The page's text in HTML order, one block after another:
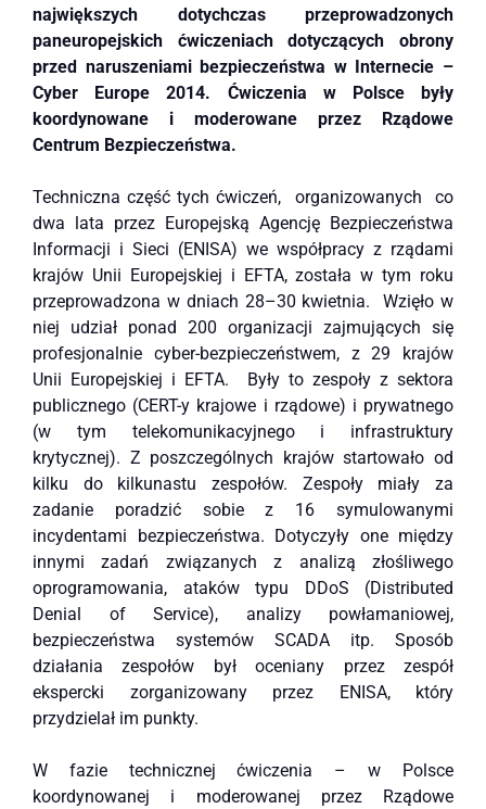
największych dotychczas przeprowadzonych
paneuropejskich ćwiczeniach dotyczących obrony
przed naruszeniami bezpieczeństwa w Internecie –
Cyber Europe 2014. Ćwiczenia w Polsce były
koordynowane i moderowane przez Rządowe
Centrum Bezpieczeństwa.
Techniczna część tych ćwiczeń, organizowanych co
dwa lata przez Europejską Agencję Bezpieczeństwa
Informacji i Sieci (ENISA) we współpracy z rządami
krajów Unii Europejskiej i EFTA, została w tym roku
przeprowadzona w dniach 28–30 kwietnia. Wzięło w
niej udział ponad 200 organizacji zajmujących się
profesjonalnie cyber-bezpieczeństwem, z 29 krajów
Unii Europejskiej i EFTA. Były to zespoły z sektora
publicznego (CERT-y krajowe i rządowe) i prywatnego
(w tym telekomunikacyjnego i infrastruktury
krytycznej). Z poszczególnych krajów startowało od
kilku do kilkunastu zespołów. Zespoły miały za
zadanie poradzić sobie z 16 symulowanymi
incydentami bezpieczeństwa. Dotyczyły one między
innymi zadań związanych z analizą złośliwego
oprogramowania, ataków typu DDoS (Distributed
Denial of Service), analizy powłamaniowej,
bezpieczeństwa systemów SCADA itp. Sposób
działania zespołów był oceniany przez zespół
ekspercki zorganizowany przez ENISA, który
przydzielał im punkty.
W fazie technicznej ćwiczenia – w Polsce
koordynowanej i moderowanej przez Rządowe